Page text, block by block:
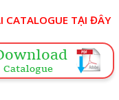
CATALOGUE TẠI ĐÂY